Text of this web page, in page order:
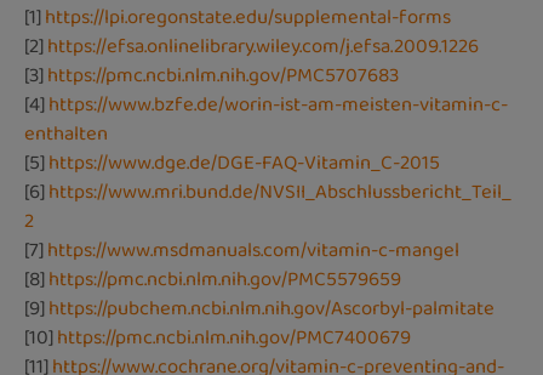
[1]https://lpi.oregonstate.edu/supplemental-forms
[2]https://efsa.onlinelibrary.wiley.com/j.efsa.2009.1226
[3]https://pmc.ncbi.nlm.nih.gov/PMC5707683
[4]https://www.bzfe.de/worin-ist-am-meisten-vitamin-c-
enthalten
[5]https://www.dge.de/DGE-FAQ-Vitamin_C-2015
[6]https://www.mri.bund.de/NVSII_Abschlussbericht_Teil_
2
[7]https://www.msdmanuals.com/vitamin-c-mangel
[8]https://pmc.ncbi.nlm.nih.gov/PMC5579659
[9]https://pubchem.ncbi.nlm.nih.gov/Ascorbyl-palmitate
[10]https://pmc.ncbi.nlm.nih.gov/PMC7400679
[11]https://www.cochrane.org/vitamin-c-preventing-and-